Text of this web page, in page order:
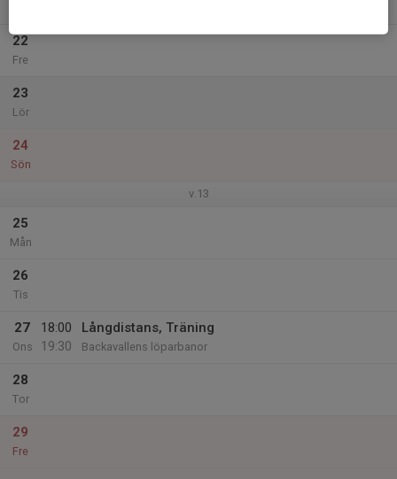
22
Fre
23
Lör
24
Sön
v.13
25
Mån
26
Tis
27
Ons
18:00
19:30
Långdistans, Träning
Backavallens löparbanor
28
Tor
29
Fre